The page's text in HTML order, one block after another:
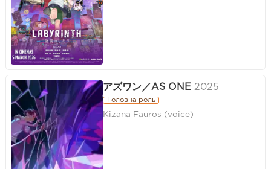
アズワン／AS ONE 2025
Головна роль
Kizana Fauros (voice)